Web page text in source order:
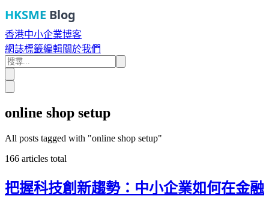
HKSME Blog
香港中小企業博客
網誌標籤編輯關於我們
online shop setup
All posts tagged with "online shop setup"
166 articles total
把握科技創新趨勢：中小企業如何在金融